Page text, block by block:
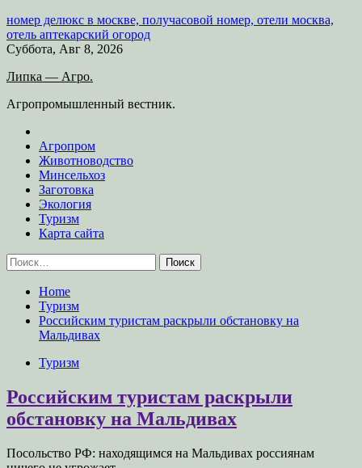
номер делюкс в москве, получасовой номер, отели москва,
отель аптекарский огород
Skip
content
Суббота, Авг 8, 2026
Липка — Агро.
Агропромышленный вестник.
Агропром
Животноводство
Минсельхоз
Заготовка
Экология
Туризм
Карта сайта
Найти:
Home
Туризм
Российским туристам раскрыли обстановку на
Мальдивах
Туризм
Российским туристам раскрыли
обстановку на Мальдивах
Посольство РФ: находящимся на Мальдивах россиянам